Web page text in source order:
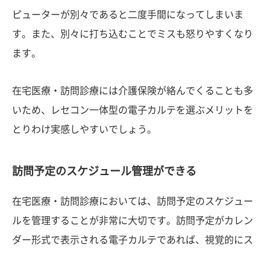
ピューターが別々であると二度手間になってしまいま
す。また、別々に打ち込むことでミスも怒りやすくなり
ます。
在宅医療・訪問診療には介護保険が絡んでくることも多
いため、レセコン一体型の電子カルテを選ぶメリットを
とりわけ実感しやすいでしょう。
訪問予定のスケジュール管理ができる
在宅医療・訪問診療においては、訪問予定のスケジュー
ルを管理することが非常に大切です。訪問予定がカレン
ダー形式で表示される電子カルテであれば、視覚的にス